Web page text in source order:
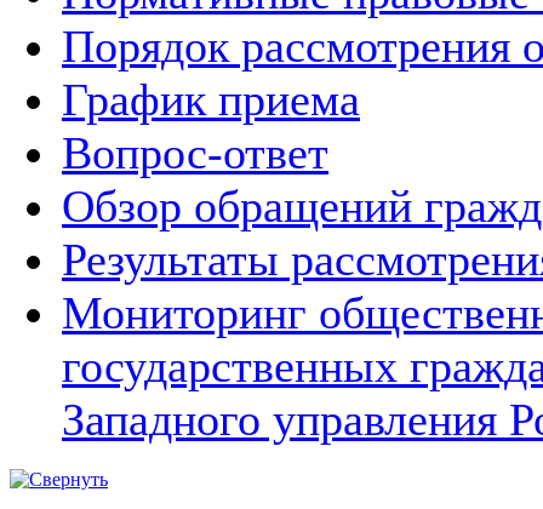
Порядок рассмотрения
График приема
Вопрос-ответ
Обзор обращений
Результаты
Мониторинг
государственных
Западного управления